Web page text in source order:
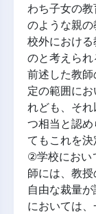
わち子女の
のような親
校外におけ
のと考えら
前述した教
定の範囲に
れども、そ
つ相当と認
てもこれを決
②学校におい
師には、教
自由な裁量
においては